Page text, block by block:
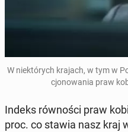
W nie­któ­rych krajach, w tym w
cjo­no­wa­nia praw
Indeks rów­no­ści praw
proc. co stawia nasz kraj